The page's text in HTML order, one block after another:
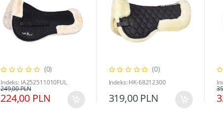
(0)
Indeks: IA252511010FUL
224,00 PLN
249,00 PLN
(0)
Indeks: HK-68212300
319,00 PLN